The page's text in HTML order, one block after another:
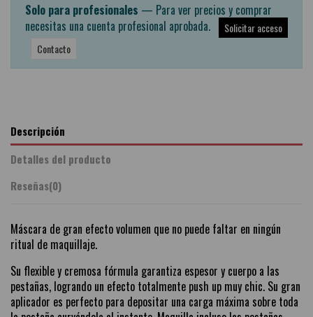
Solo para profesionales — Para ver precios y comprar
necesitas una cuenta profesional aprobada.
Solicitar acceso
Contacto
Descripción
Detalles del producto
Reseñas(0)
Máscara de gran efecto volumen que no puede faltar en ningún
ritual de maquillaje.
Su flexible y cremosa fórmula garantiza espesor y cuerpo a las
pestañas, logrando un efecto totalmente push up muy chic. Su gran
aplicador es perfecto para depositar una carga máxima sobre toda